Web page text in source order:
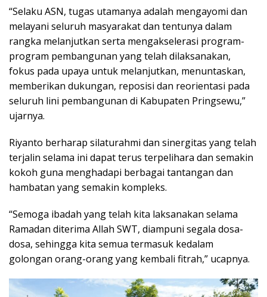
“Selaku ASN, tugas utamanya adalah mengayomi dan
melayani seluruh masyarakat dan tentunya dalam
rangka melanjutkan serta mengakselerasi program-
program pembangunan yang telah dilaksanakan,
fokus pada upaya untuk melanjutkan, menuntaskan,
memberikan dukungan, reposisi dan reorientasi pada
seluruh lini pembangunan di Kabupaten Pringsewu,”
ujarnya.
Riyanto berharap silaturahmi dan sinergitas yang telah
terjalin selama ini dapat terus terpelihara dan semakin
kokoh guna menghadapi berbagai tantangan dan
hambatan yang semakin kompleks.
“Semoga ibadah yang telah kita laksanakan selama
Ramadan diterima Allah SWT, diampuni segala dosa-
dosa, sehingga kita semua termasuk kedalam
golongan orang-orang yang kembali fitrah,” ucapnya.